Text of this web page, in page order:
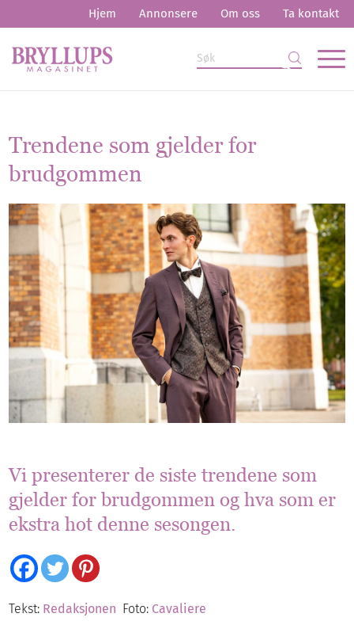
Hjem Annonsere Om oss Ta kontakt
Trendene som gjelder for
brudgommen
Vi presenterer de siste trendene som
gjelder for brudgommen og hva som er
ekstra hot denne sesongen.
Tekst: Redaksjonen Foto: Cavaliere